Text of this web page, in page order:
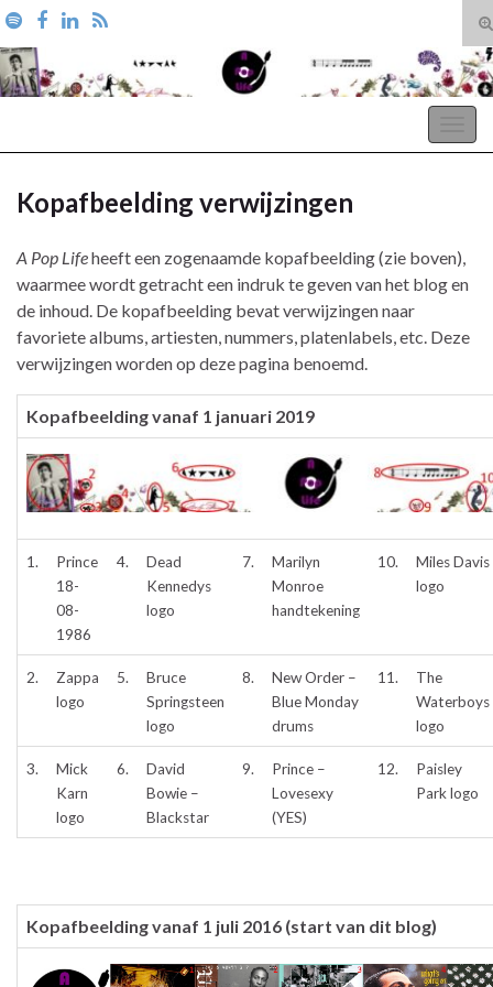
Search for:
Kopafbeelding verwijzingen
A Pop Lifeheeft een zogenaamde kopafbeelding (zie boven),
waarmee wordt getracht een indruk te geven van het blog en
de inhoud. De kopafbeelding bevat verwijzingen naar
favoriete albums, artiesten, nummers, platenlabels, etc. Deze
verwijzingen worden op deze pagina benoemd.
Kopafbeelding vanaf 1 januari 2019
1.
Prince
18-
08-
1986
4.
Dead
Kennedys
logo
7.
Marilyn
Monroe
handtekening
10.
Miles Davis
logo
2.
Zappa
logo
5.
Bruce
Springsteen
logo
8.
New Order –
Blue Monday
drums
11.
The
Waterboys
logo
3.
Mick
Karn
logo
6.
David
Bowie –
Blackstar
9.
Prince –
Lovesexy
(YES)
12.
Paisley
Park logo
Kopafbeelding vanaf 1 juli 2016 (start van dit blog)